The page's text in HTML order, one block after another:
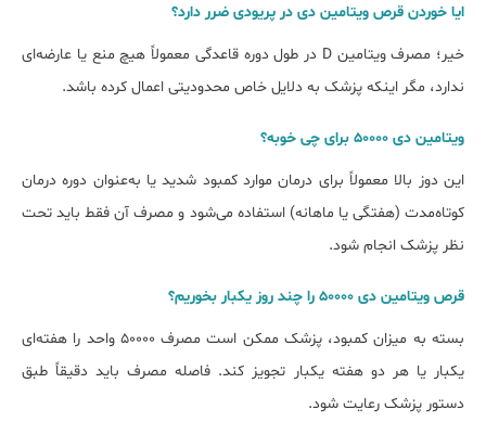
اﯾﺎ ﺧﻮردن ﻗﺮص ویتامین دی در پریودی ﺿﺮر دارد؟
خیر؛ مصرف ویتامین D در طول دوره قاعدگی معمولاً هیچ منع یا عارضه‌ای
ندارد، مگر اینکه پزشک به دلایل خاص محدودیتی اعمال کرده باشد.
ویتامین دی ۵۰۰۰۰ ﺑﺮای چی ﺧﻮﺑﻪ؟
این دوز بالا معمولاً برای درمان موارد کمبود شدید یا به‌عنوان دوره‌ درمان
کوتاه‌مدت (هفتگی یا ماهانه) استفاده می‌شود و مصرف آن فقط باید تحت
نظر پزشک انجام شود.
ﻗﺮص ویتامین دی ۵۰۰۰۰ را چند روز یکبار ﺑﺨﻮرﯾﻢ؟
بسته به میزان کمبود، پزشک ممکن است مصرف ۵۰۰۰۰ واحد را هفته‌ای
یکبار یا هر دو هفته یکبار تجویز کند. فاصله مصرف باید دقیقاً طبق
دستور پزشک رعایت شود.